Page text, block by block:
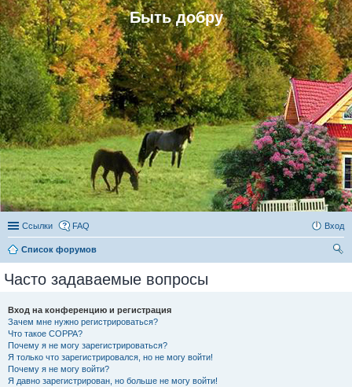
Быть добру
Ссылки FAQ Вход
Список форумов
Часто задаваемые вопросы
Вход на конференцию и регистрация
Зачем мне нужно регистрироваться?
Что такое COPPA?
Почему я не могу зарегистрироваться?
Я только что зарегистрировался, но не могу войти!
Почему я не могу войти?
Я давно зарегистрирован, но больше не могу войти!